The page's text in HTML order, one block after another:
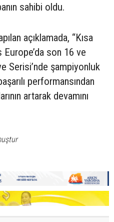
sahibi oldu.
açıklamada, “Kısa
son 16 ve
Serisi’nde şampiyonluk
performansından
artarak devamını